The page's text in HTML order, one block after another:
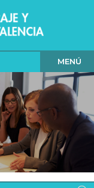
MENÚ